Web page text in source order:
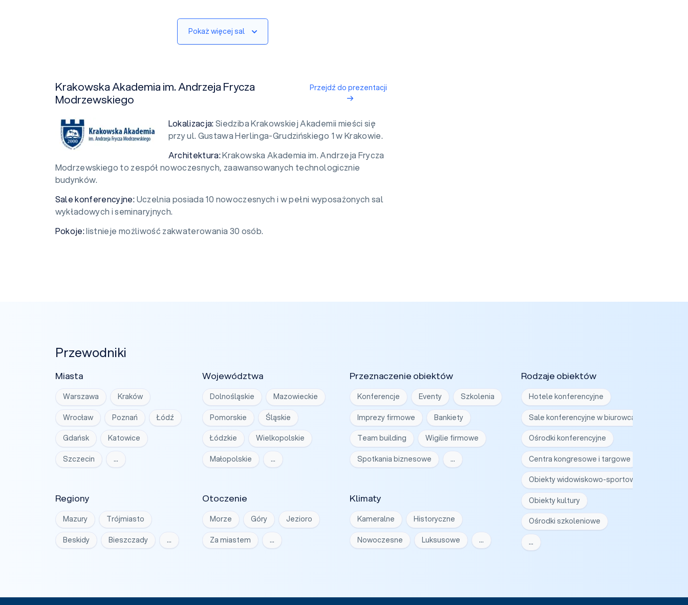
Pokaż więcej sal
Krakowska Akademia im. Andrzeja Frycza
Modrzewskiego
Przejdź do prezentacji
Lokalizacja:Siedziba Krakowskiej Akademii mieści się
przy ul. Gustawa Herlinga-Grudzińskiego 1 w Krakowie.
Architektura:Krakowska Akademia im. Andrzeja Frycza
Modrzewskiego to zespół nowoczesnych, zaawansowanych technologicznie
budynków.
Sale konferencyjne:Uczelnia posiada 10 nowoczesnych i w pełni wyposażonych sal
wykładowych i seminaryjnych.
Pokoje:Iistnieje możliwość zakwaterowania 30 osób.
Przewodniki
Miasta
Warszawa Kraków
Wrocław Poznań Łódź
Gdańsk Katowice
Szczecin …
Województwa
Dolnośląskie Mazowieckie
Pomorskie Śląskie
Łódzkie Wielkopolskie
Małopolskie …
Regiony
Mazury Trójmiasto
Beskidy Bieszczady …
Otoczenie
Morze Góry Jezioro
Za miastem …
Klimaty
Kameralne Historyczne
Nowoczesne Luksusowe …
Przeznaczenie obiektów
Konferencje Eventy Szkolenia
Imprezy firmowe Bankiety
Team building Wigilie firmowe
Spotkania biznesowe …
Rodzaje obiektów
Hotele konferencyjne
Sale konferencyjne w biurowcach
Ośrodki konferencyjne
Centra kongresowe i targowe
Obiekty widowiskowo-sportowe
Obiekty kultury
Ośrodki szkoleniowe
…